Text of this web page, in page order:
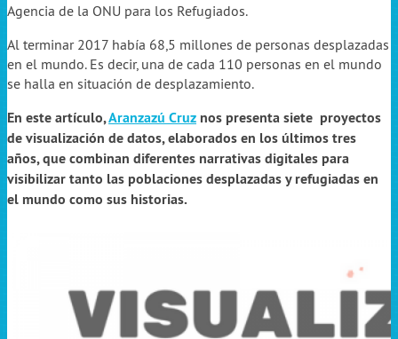
Agencia de la ONU para los Refugiados.
Al terminar 2017 había 68,5 millones de personas desplazadas
en el mundo. Es decir, una de cada 110 personas en el mundo
se halla en situación de desplazamiento.
En este artículo,Aranzazú Cruz nos presenta siete proyectos
de visualización de datos, elaborados en los últimos tres
años, que combinan diferentes narrativas digitales para
visibilizar tanto las poblaciones desplazadas y refugiadas en
el mundo como sus historias.